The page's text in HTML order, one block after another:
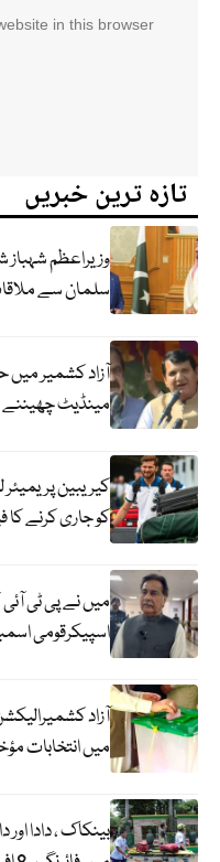
in this browser
تازہ ترین خبریں
وزیراعظم
سلمان سے
آزاد کشمیر میں
مینڈیٹ چھیننے
کو جاری کرنے
میں نے پی ٹی
اسپیکرقومی
آزاد
میں انتخابات
بینکاک ، دادا